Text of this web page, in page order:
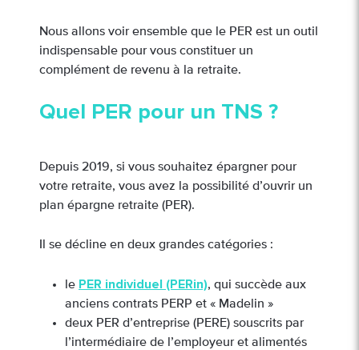
Nous allons voir ensemble que le PER est un outil
indispensable pour vous constituer un
complément de revenu à la retraite.
Quel PER pour un TNS ?
Depuis 2019, si vous souhaitez épargner pour
votre retraite, vous avez la possibilité d’ouvrir un
plan épargne retraite (PER).
Il se décline en deux grandes catégories :
le PER individuel (PERin), qui succède aux
anciens contrats PERP et « Madelin »
deux PER d’entreprise (PERE) souscrits par
l’intermédiaire de l’employeur et alimentés